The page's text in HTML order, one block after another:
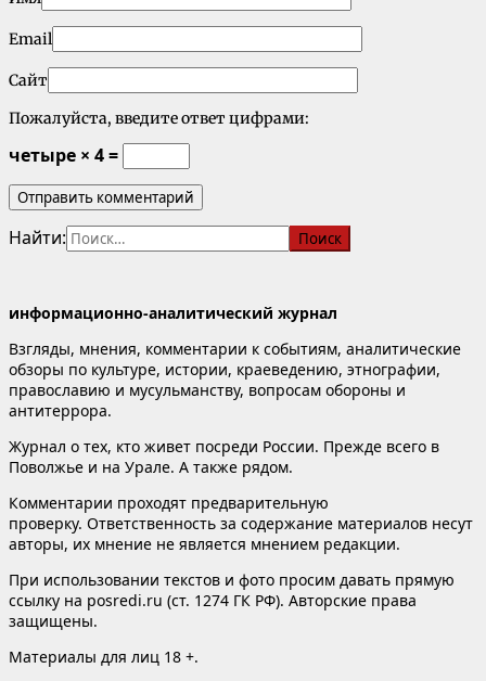
Email
Сайт
Пожалуйста, введите ответ цифрами:
четыре × 4 =
Найти:
информационно-аналитический журнал
Взгляды, мнения, комментарии к событиям, аналитические
обзоры по культуре, истории, краеведению, этнографии,
православию и мусульманству, вопросам обороны и
антитеррора.
Журнал о тех, кто живет посреди России. Прежде всего в
Поволжье и на Урале. А также рядом.
Комментарии проходят предварительную
проверку. Ответственность за содержание материалов несут
авторы, их мнение не является мнением редакции.
При использовании текстов и фото просим давать прямую
ссылку на posredi.ru (ст. 1274 ГК РФ). Авторские права
защищены.
Материалы для лиц 18 +.